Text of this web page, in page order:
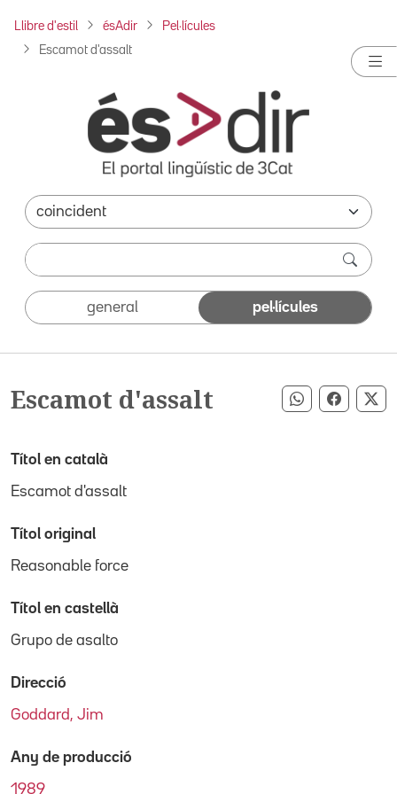
Llibre d'estil ésAdir Pel·lícules
Escamot d'assalt
general pel·lícules
Escamot d'assalt Compartir
Títol en català
Escamot d'assalt
Títol original
Reasonable force
Títol en castellà
Grupo de asalto
Direcció
Goddard, Jim
Any de producció
1989